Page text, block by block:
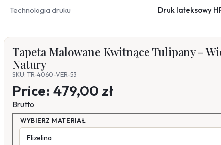
Technologia druku Druk lateksowy
Tapeta Malowane Kwitnące Tulipany –
Natury
SKU: TR-4060-VER-53
Price: 479,00 zł
Brutto
WYBIERZ MATERIAŁ